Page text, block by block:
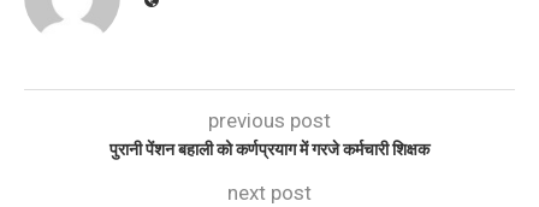
previous post
पुरानी पेंशन बहाली को कर्णप्रयाग में गरजे कर्मचारी शिक्षक
next post